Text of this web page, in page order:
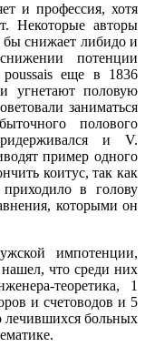
и профессия, хотя
Некоторые авторы
бы снижает либидо и
потенции
poussais еще в 1836
угнетают половую
заниматься
полового
и V.
пример одного
коитус, так как
в голову
которыми он
импотенции,
что среди них
теоретика, 1
и счетоводов и 5
лечившихся больных